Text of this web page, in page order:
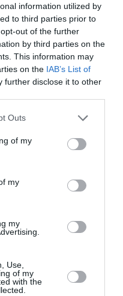
information utilized by
to third parties prior to
out of the further
by third parties on the
This information may
on the IAB’s List of
further disclose it to other
Outs
of my
my
my
Use,
of my
with the
εργογραφία, είναι
ένα μικρό
πια σε μεγάλη
γιορτές υπάρχουν,
διοργάνωση προς
Γραμμάτων και
ελληνικού
Πράγματι
παράξενη πατρίδα».
το ποικίλο υλικό
και ποιημάτων.
προσπάθειες από
ένα μέρος αυτών.
«Δημήτρης
Καστανιώτημε